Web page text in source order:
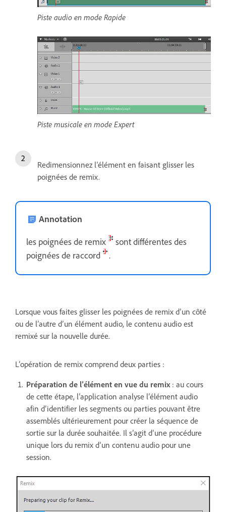
Piste audio en mode Rapide
Piste musicale en mode Expert
Redimensionnez l’élément en faisant glisser les
poignées de remix.
Annotation
les poignées de remix
sont différentes des
poignées de raccord
.
Lorsque vous faites glisser les poignées de remix d’un côté
ou de l’autre d’un élément audio, le contenu audio est
remixé sur la nouvelle durée.
L’opération de remix comprend deux parties :
Préparation de l’élément en vue du remix : au cours
de cette étape, l’application analyse l’élément audio
afin d’identifier les segments ou parties pouvant être
assemblés ultérieurement pour créer la séquence de
sortie sur la durée souhaitée. Il s’agit d’une procédure
unique lors du remix d’un contenu audio pour une
session.